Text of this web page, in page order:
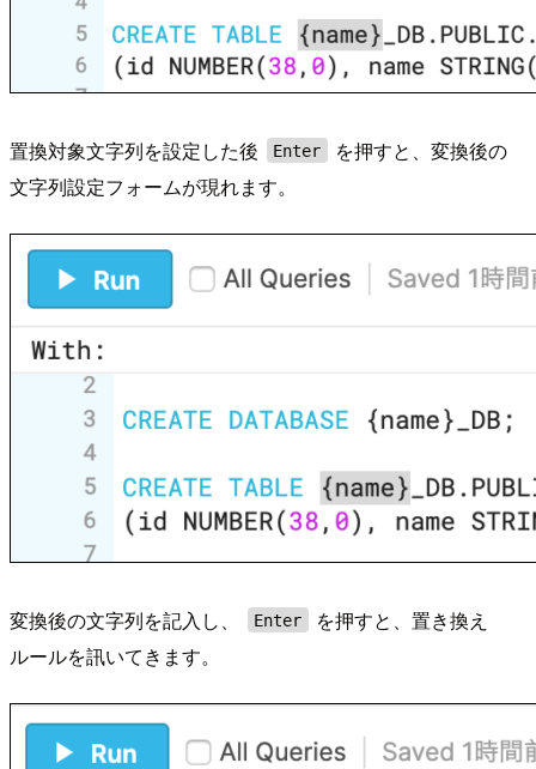
置換対象文字列を設定した後 Enter
を押すと、変換後の
文字列設定フォームが現れます。
変換後の文字列を記入し、 Enter
を押すと、置き換え
ルールを訊いてきます。